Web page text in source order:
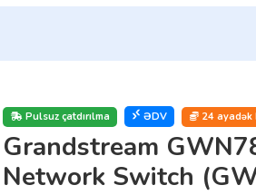
Pulsuz çatdırılma ƏDV 24 ayadək
Grandstream
Network Switch